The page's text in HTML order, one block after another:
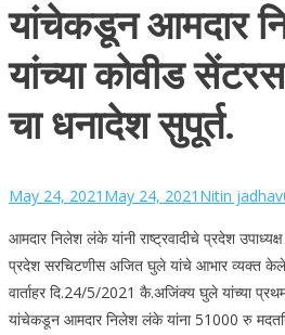
यांचेकडून आमदार
यांच्या कोवीड
चा धनादेश सुपूर्त.
May 24, 2021 May 24, 2021 Nitin jadhav
आमदार निलेश लंके यांनी राष्ट्रवादीचे प्रदेश
प्रदेश सरचिटणीस अजित घुले यांचे आभार व्यक्त
वार्ताहर दि.24/5/2021 कै.अजिंक्य घुले यांच्या
यांचेकडून आमदार निलेश लंके यांना 51000 रु